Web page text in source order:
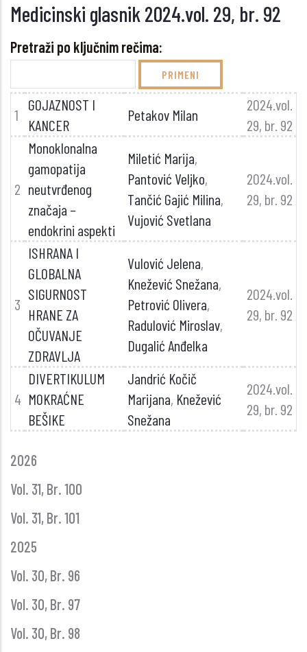
Medicinski glasnik 2024.vol. 29, br. 92
Pretraži po ključnim rečima:
1
GOJAZNOST I
KANCER
Petakov Milan
2024.vol.
29, br. 92
2
Monoklonalna
gamopatija
neutvrđenog
značaja –
endokrini aspekti
Miletić Marija,
Pantović Veljko,
Tančić Gajić Milina,
Vujović Svetlana
2024.vol.
29, br. 92
3
ISHRANA I
GLOBALNA
SIGURNOST
HRANE ZA
OČUVANJE
ZDRAVLJA
Vulović Jelena,
Knežević Snežana,
Petrović Olivera,
Radulović Miroslav,
Dugalić Anđelka
2024.vol.
29, br. 92
4
DIVERTIKULUM
MOKRAĆNE
BEŠIKE
Jandrić Kočič
Marijana, Knežević
Snežana
2024.vol.
29, br. 92
GLASNIK
GODINE
2026
Vol. 31, Br. 100
Vol. 31, Br. 101
2025
Vol. 30, Br. 96
Vol. 30, Br. 97
Vol. 30, Br. 98